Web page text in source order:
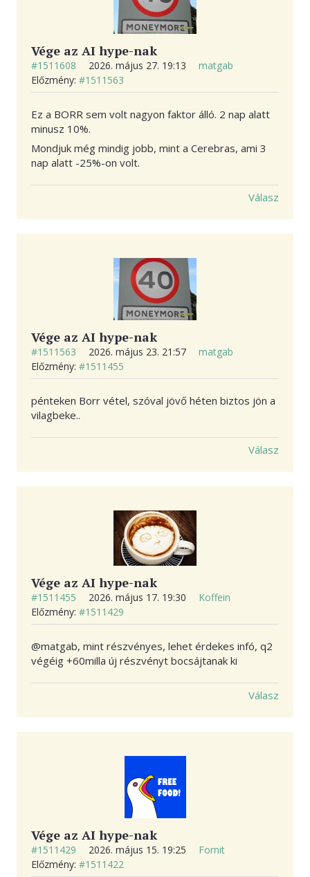
Vége az AI hype-nak
#1511608 2026. május 27. 19:13
matgab
Előzmény: #1511563
Ez a BORR sem volt nagyon faktor álló. 2 nap alatt
minusz 10%.
Mondjuk még mindig jobb, mint a Cerebras, ami 3
nap alatt -25%-on volt.
Válasz
Vége az AI hype-nak
#1511563 2026. május 23. 21:57
matgab
Előzmény: #1511455
pénteken Borr vétel, szóval jövő héten biztos jön a
vilagbeke..
Válasz
Vége az AI hype-nak
#1511455 2026. május 17. 19:30
Koffein
Előzmény: #1511429
@matgab, mint részvényes, lehet érdekes infó, q2
végéig +60milla új részvényt bocsájtanak ki
Válasz
Vége az AI hype-nak
#1511429 2026. május 15. 19:25
Fornit
Előzmény: #1511422